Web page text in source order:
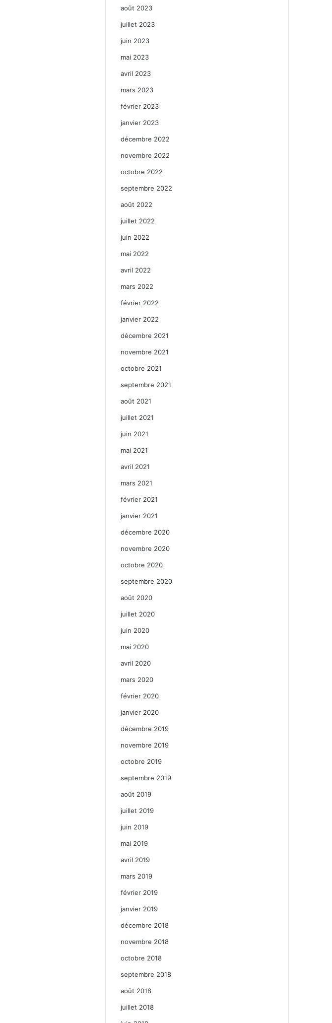
août 2023
juillet 2023
juin 2023
mai 2023
avril 2023
mars 2023
février 2023
janvier 2023
décembre 2022
novembre 2022
octobre 2022
septembre 2022
août 2022
juillet 2022
juin 2022
mai 2022
avril 2022
mars 2022
février 2022
janvier 2022
décembre 2021
novembre 2021
octobre 2021
septembre 2021
août 2021
juillet 2021
juin 2021
mai 2021
avril 2021
mars 2021
février 2021
janvier 2021
décembre 2020
novembre 2020
octobre 2020
septembre 2020
août 2020
juillet 2020
juin 2020
mai 2020
avril 2020
mars 2020
février 2020
janvier 2020
décembre 2019
novembre 2019
octobre 2019
septembre 2019
août 2019
juillet 2019
juin 2019
mai 2019
avril 2019
mars 2019
février 2019
janvier 2019
décembre 2018
novembre 2018
octobre 2018
septembre 2018
août 2018
juillet 2018